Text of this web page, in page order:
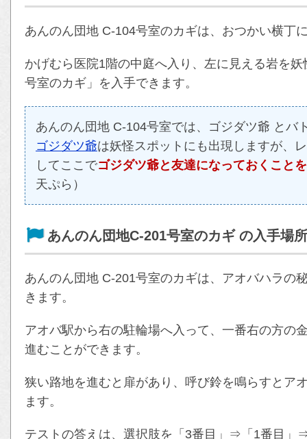
あんのん団地 C-104号室のカギは、おつかい横丁
かげむら医院1階の中庭へ入り、左に見える岩を
号室のカギ」を入手できます。
あんのん団地 C-104号室では、ゴジダツ爺 とバ
ゴジダツ爺は妖怪スポットにも出現しますが、
してここでゴジダツ爺と友達になっておくこと
天ぷら）
あんのん団地C-201号室のカギ の入手場所
あんのん団地 C-201号室のカギは、アオバハラの
きます。
アオバ駅から右の駐輪場へ入って、一番右の方の
進むことができます。
狭い路地を進むと扉があり、呼び鈴を鳴らすとア
ます。
テストの答えは、選択肢を「3番目」⇒「1番目」